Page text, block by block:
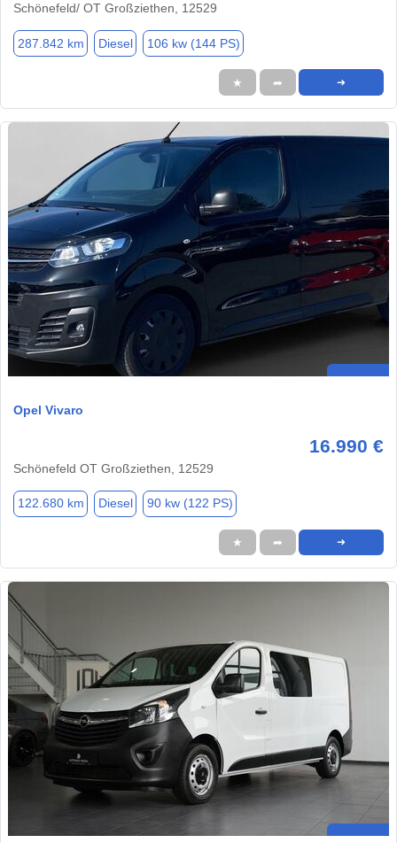
Schönefeld/ OT Großziethen, 12529
287.842 km Diesel 106 kw (144 PS)
★ ➦ ➜
Opel Vivaro
16.990 €
Schönefeld OT Großziethen, 12529
122.680 km Diesel 90 kw (122 PS)
★ ➦ ➜